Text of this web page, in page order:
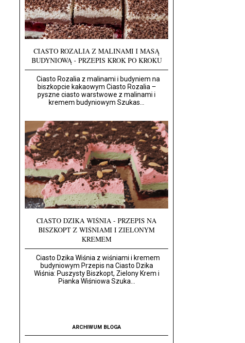
CIASTO ROZALIA Z MALINAMI I MASĄ
BUDYNIOWĄ - PRZEPIS KROK PO KROKU
Ciasto Rozalia z malinami i budyniem na
biszkopcie kakaowym Ciasto Rozalia –
pyszne ciasto warstwowe z malinami i
kremem budyniowym Szukas...
CIASTO DZIKA WIŚNIA - PRZEPIS NA
BISZKOPT Z WIŚNIAMI I ZIELONYM
KREMEM
Ciasto Dzika Wiśnia z wiśniami i kremem
budyniowym Przepis na Ciasto Dzika
Wiśnia: Puszysty Biszkopt, Zielony Krem i
Pianka Wiśniowa Szuka...
ARCHIWUM BLOGA